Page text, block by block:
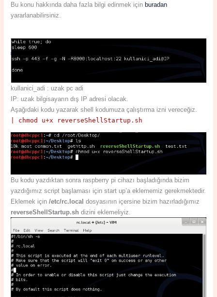
Bu konu hakkında daha fazla bilgi edinmek için buradan
yararlanabilirsiniz.
kullanici_adi : uzak pc adi
IP: uzak bilgisayarın dış IP adresi olacak.
Aşağıdaki kodu yazarak shell kodumuza çalıştırma izni vereceğiz.
| chmod u+x reverseShellStartup.sh
Bu kodu yazdıktan sonra raspberry pi cihazı başladığında bizim
yazdığımız script başlaması için start up’a eklememiz gerekmektedir.
Eklemek için/etc/rc.local dosyasının içersine bizim hazırladığımız
reverseShellStartup.sh dizini eklemeliyiz.